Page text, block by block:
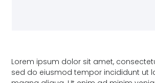
Lorem ipsum dolor sit amet,
sed do eiusmod tempor incididunt ut